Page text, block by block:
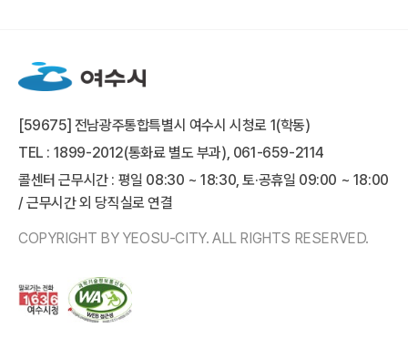
[59675] 전남광주통합특별시 여수시 시청로 1(학동)
TEL : 1899-2012(통화료 별도 부과), 061-659-2114
콜센터 근무시간 : 평일 08:30 ~ 18:30, 토·공휴일 09:00 ~ 18:00
/ 근무시간 외 당직실로 연결
COPYRIGHT BY YEOSU-CITY. ALL RIGHTS RESERVED.